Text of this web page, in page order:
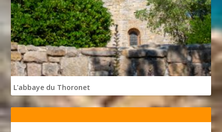
L'abbaye du Thoronet